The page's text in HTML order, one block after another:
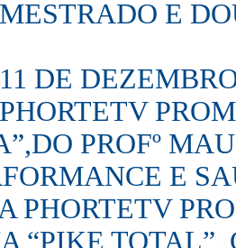
E
DE
PROFº
E
PHORTETV
“PIKE